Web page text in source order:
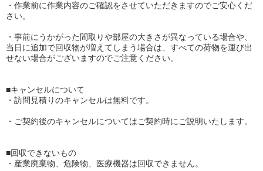
・作業前に作業内容のご確認をさせていただきますのでご安心くだ
さい。
・事前にうかがった間取りや部屋の大きさが異なっている場合や、
当日に追加で回収物が増えてしまう場合は、すべての荷物を運び出
せない場合がございますのでご注意ください。
■キャンセルについて
・訪問見積りのキャンセルは無料です。
・ご契約後のキャンセルについてはご契約時にご説明いたします。
■回収できないもの
・産業廃棄物、危険物、医療機器は回収できません。